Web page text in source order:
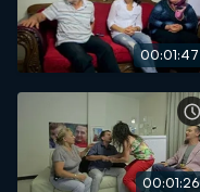
00:01:47
00:01:26